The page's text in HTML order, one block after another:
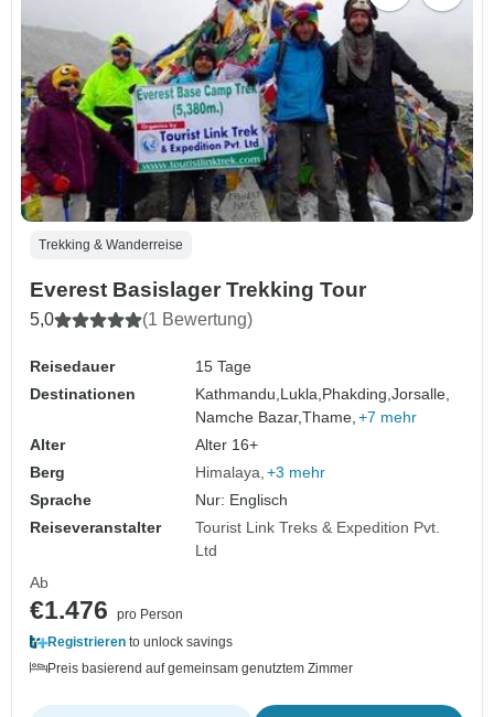
Trekking & Wanderreise
Everest Basislager Trekking Tour
5,0 (1 Bewertung)
Reisedauer
15 Tage
Destinationen
Kathmandu, Lukla, Phakding,Jorsalle,
Namche Bazar,Thame, +7 mehr
Alter
Alter 16+
Berg
Himalaya +3 mehr
Sprache
Nur: Englisch
Reiseveranstalter
Tourist Link Treks & Expedition Pvt.
Ltd
Ab
€1.476
pro Person
Registrieren to unlock savings
Preis basierend auf gemeinsam genutztem Zimmer